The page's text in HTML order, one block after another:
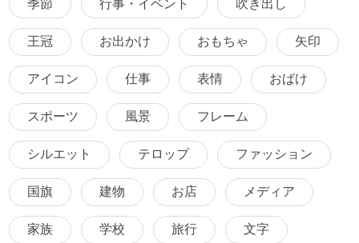
季節 行事・イベント 吹き出し
王冠 お出かけ おもちゃ 矢印
アイコン 仕事 表情 おばけ
スポーツ 風景 フレーム
シルエット テロップ ファッション
国旗 建物 お店 メディア
家族 学校 旅行 文字